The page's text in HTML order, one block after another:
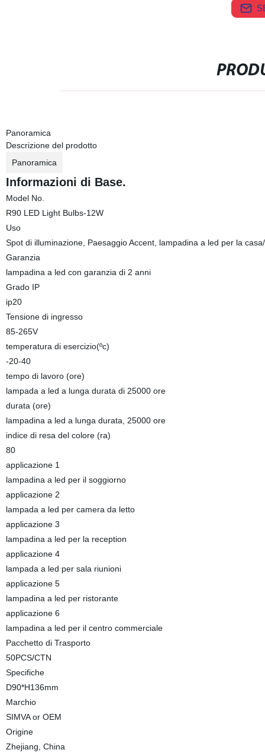
Panoramica
Descrizione del prodotto
Panoramica
Informazioni di Base.
Model No.
R90 LED Light Bulbs-12W
Uso
Spot di illuminazione, Paesaggio Accent, lampadina a led per la
Garanzia
lampadina a led con garanzia di 2 anni
Grado IP
ip20
Tensione di ingresso
85-265V
temperatura di esercizio(ºc)
-20-40
tempo di lavoro (ore)
lampada a led a lunga durata di 25000 ore
durata (ore)
lampadina a led a lunga durata, 25000 ore
indice di resa del colore (ra)
80
applicazione 1
lampadina a led per il soggiorno
applicazione 2
lampada a led per camera da letto
applicazione 3
lampadina a led per la reception
applicazione 4
lampada a led per sala riunioni
applicazione 5
lampadina a led per ristorante
applicazione 6
lampadina a led per il centro commerciale
Pacchetto di Trasporto
50PCS/CTN
Specifiche
D90*H136mm
Marchio
SIMVA or OEM
Origine
Zhejiang, China